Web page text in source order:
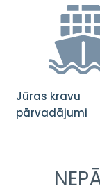
Jūras kravu
pārvadājumi